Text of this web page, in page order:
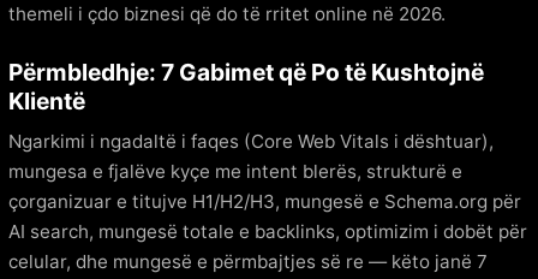
themeli i çdo biznesi që do të rritet online në 2026.
Përmbledhje: 7 Gabimet që Po të Kushtojnë
Klientë
Ngarkimi i ngadaltë i faqes (Core Web Vitals i dështuar),
mungesa e fjalëve kyçe me intent blerës, strukturë e
çorganizuar e titujve H1/H2/H3, mungesë e Schema.org për
AI search, mungesë totale e backlinks, optimizim i dobët për
celular, dhe mungesë e përmbajtjes së re — këto janë 7